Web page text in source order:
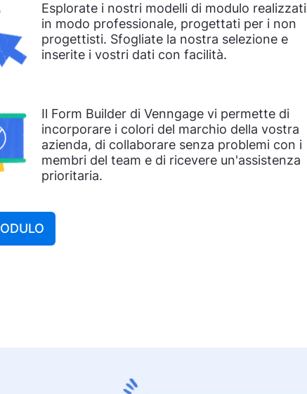
Esplorate i nostri modelli di modulo realizzati
in modo professionale, progettati per i non
progettisti. Sfogliate la nostra selezione e
inserite i vostri dati con facilità.
Il Form Builder di Venngage vi permette di
incorporare i colori del marchio della vostra
azienda, di collaborare senza problemi con i
membri del team e di ricevere un'assistenza
prioritaria.